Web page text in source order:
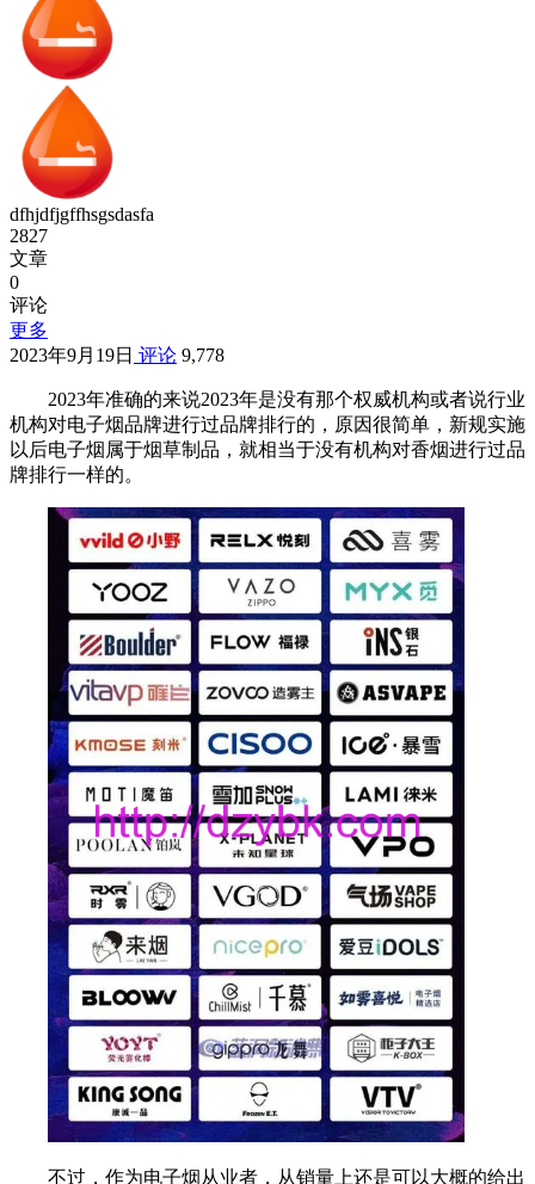
dfhjdfjgffhsgsdasfa
2827
文章
0
评论
更多
2023年9月19日 评论 9,778
2023年准确的来说2023年是没有那个权威机构或者说行业
机构对电子烟品牌进行过品牌排行的，原因很简单，新规实施
以后电子烟属于烟草制品，就相当于没有机构对香烟进行过品
牌排行一样的。
不过，作为电子烟从业者，从销量上还是可以大概的给出